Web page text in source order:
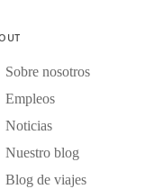
Sobre nosotros
Empleos
Noticias
Nuestro blog
Blog de viajes